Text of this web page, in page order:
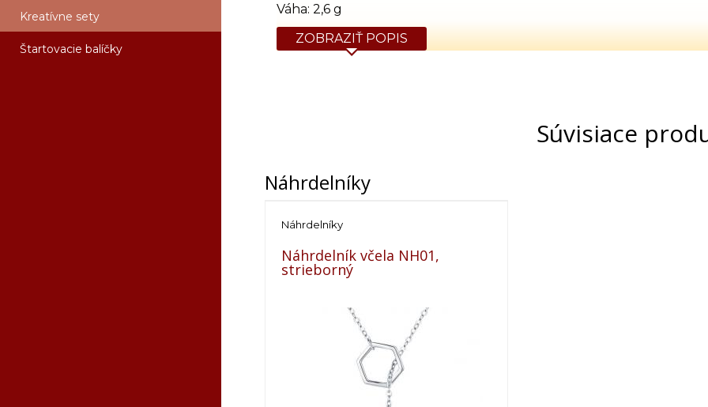
Kreatívne sety
Štartovacie balíčky
Váha: 2,6 g
ZOBRAZIŤ POPIS
Súvisiace
Náhrdelníky
Náhrdelníky
Náhrdelník včela NH01,
strieborný